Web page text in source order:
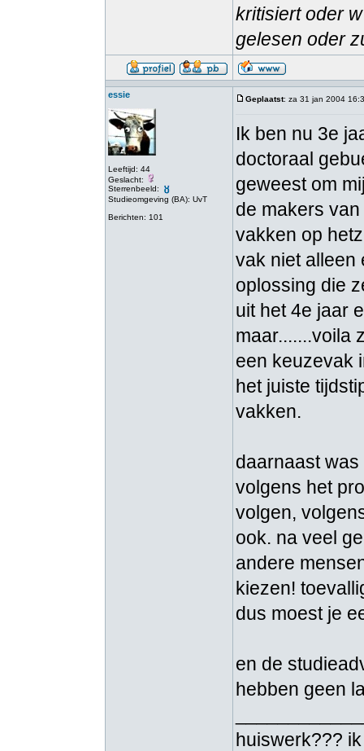
kritisiert oder
gelesen oder
essie
Leeftijd: 44
Geslacht:
Sterrenbeeld:
Studieomgeving (BA): UvT
Berichten: 101
Geplaatst: za 31 jan 2004
Ik ben nu 3e
doctoraal
geweest om
de makers
vakken op
vak niet alleen
oplossing die
uit het 4e jaar
maar.......voila
een keuzevak
het juiste
vakken.
daarnaast
volgens het
volgen,
ook. na veel
andere
kiezen!
dus moest je
en de
hebben geen
huiswerk???